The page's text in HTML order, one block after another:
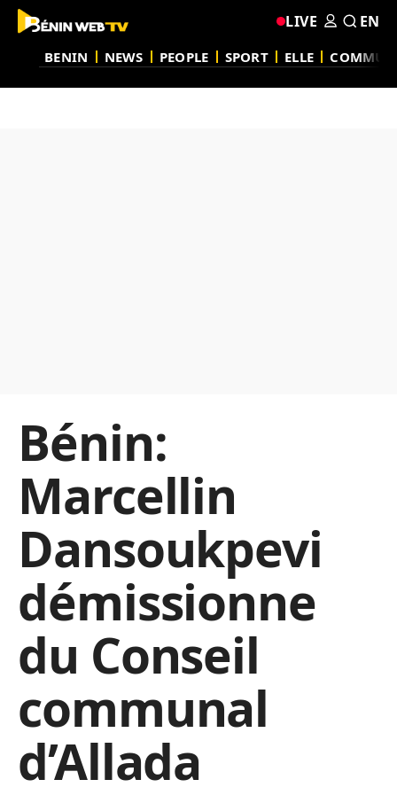
BENIN NEWS PEOPLE SPORT ELLE
LIVE EN
Bénin:
Marcellin
Dansoukpevi
démissionne
du Conseil
communal
d’Allada